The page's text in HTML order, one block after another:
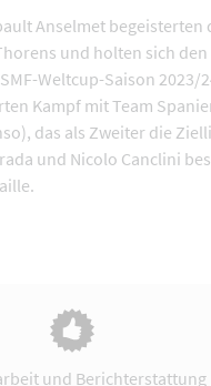
Anselmet begeisterten
und holten sich den
Weltcup-Saison 2023/
Kampf mit Team
das als Zweiter die
und Nicolo Canclini
und Berichterstattung